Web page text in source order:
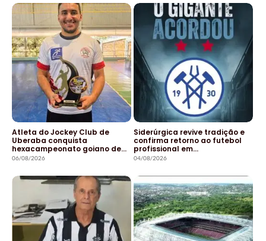
Atleta do Jockey Club de
Uberaba conquista
hexacampeonato goiano de…
06/08/2026
Siderúrgica revive tradição e
confirma retorno ao futebol
profissional em…
04/08/2026